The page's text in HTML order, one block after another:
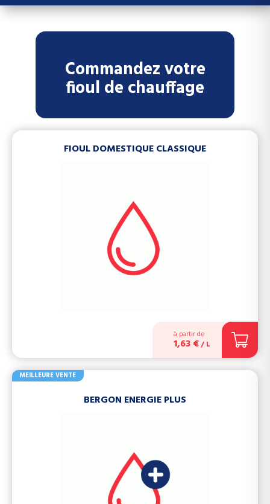
Commandez votre
fioul de chauffage
FIOUL DOMESTIQUE CLASSIQUE
à partir de
1,63 €/ L
MEILLEURE VENTE
BERGON ENERGIE PLUS